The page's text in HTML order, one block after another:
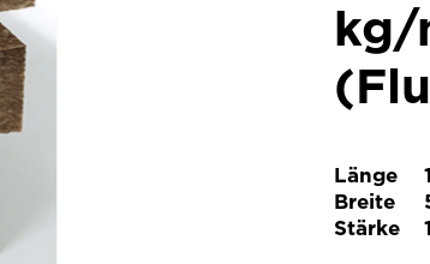
kg/
Länge
Breite
Stärke